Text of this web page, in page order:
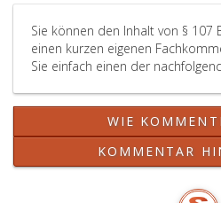
Sie können den Inhalt von § 107
einen kurzen eigenen
Sie einfach einen der
WIE
KOMMENTAR